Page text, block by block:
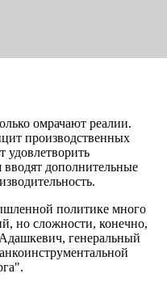
омрачают реалии.
производственных
удовлетворить
дополнительные
политике много
но сложности, конечно,
генеральный